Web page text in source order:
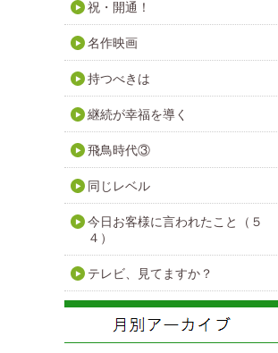
祝・開通！
名作映画
持つべきは
継続が幸福を導く
飛鳥時代③
同じレベル
今日お客様に言われたこと（５
４）
テレビ、見てますか？